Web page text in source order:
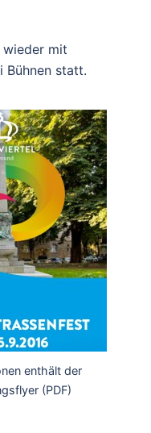
mit
Bühnen statt.
enthält der
(PDF)